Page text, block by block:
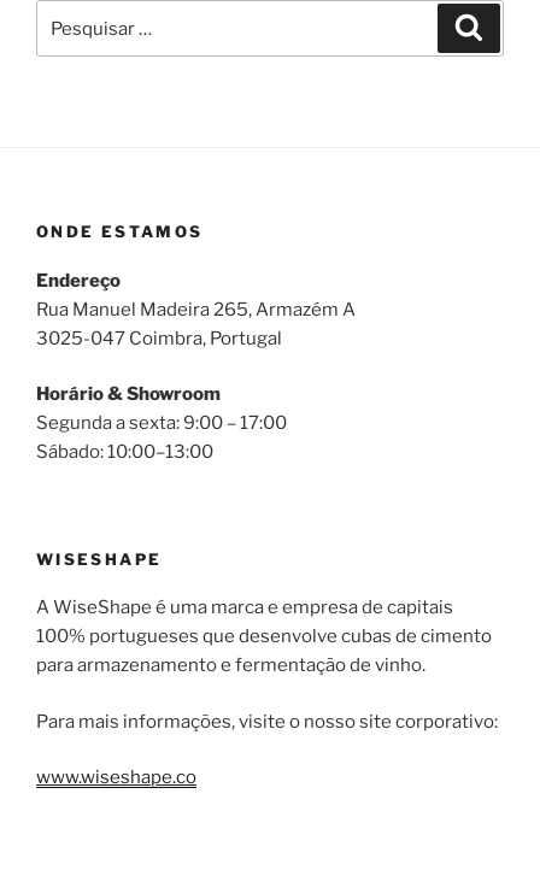
por:
ONDE ESTAMOS
Endereço
Rua Manuel Madeira 265, Armazém A
3025-047 Coimbra, Portugal
Horário & Showroom
Segunda a sexta: 9:00 – 17:00
Sábado: 10:00–13:00
WISESHAPE
A WiseShape é uma marca e empresa de capitais
100% portugueses que desenvolve cubas de cimento
para armazenamento e fermentação de vinho.
Para mais informações, visite o nosso site corporativo:
www.wiseshape.co